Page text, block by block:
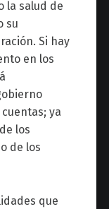
la salud de
su
Si hay
en los
ya
los
de los
que